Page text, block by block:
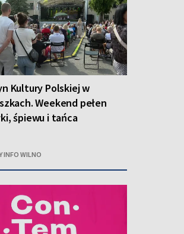
Kultury Polskiej w
Weekend pełen
śpiewu i tańca
INFO WILNO